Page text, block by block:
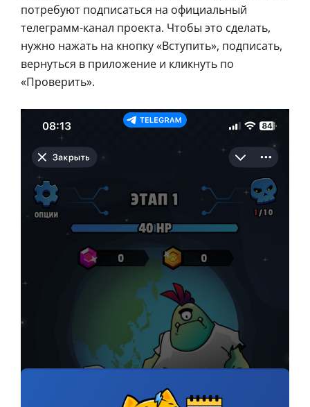
потребуют подписаться на официальный
телеграмм-канал проекта. Чтобы это сделать,
нужно нажать на кнопку «Вступить», подписать,
вернуться в приложение и кликнуть по
«Проверить».